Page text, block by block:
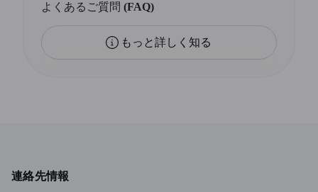
よくあるご質問 (FAQ)
もっと詳しく知る
連絡先情報